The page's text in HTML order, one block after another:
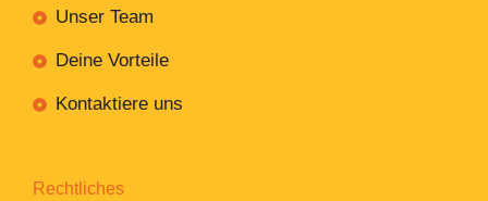
Unser Team
Deine Vorteile
Kontaktiere uns
Rechtliches